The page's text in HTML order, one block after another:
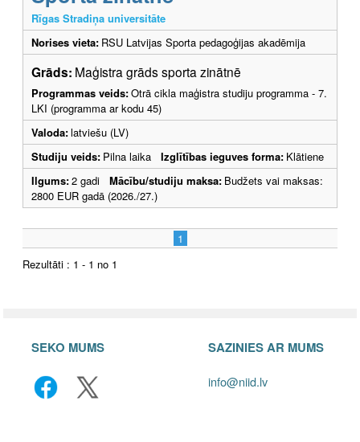
Rīgas Stradiņa universitāte
Norises vieta: RSU Latvijas Sporta pedagoģijas akadēmija
Grāds: Maģistra grāds sporta zinātnē
Programmas veids:Otrā cikla maģistra studiju programma - 7.
LKI (programma ar kodu 45)
Valoda:latviešu (LV)
Studiju veids: Pilna laika Izglītības ieguves forma: Klātiene
Ilgums:2 gadi Mācību/studiju maksa: Budžets vai maksas:
2800 EUR gadā (2026./27.)
1
Rezultāti : 1 - 1 no 1
SEKO MUMS SAZINIES AR MUMS
info@niid.lv